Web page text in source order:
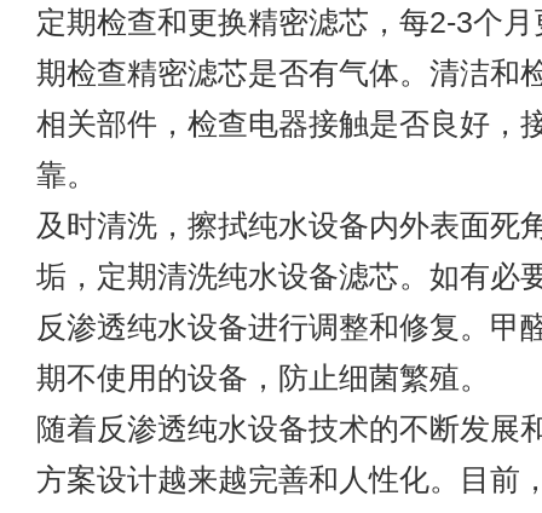
定期检查和更换精密滤芯，每2-3个
期检查精密滤芯是否有气体。清洁和
相关部件，检查电器接触是否良好，
靠。
及时清洗，擦拭纯水设备内外表面死
垢，定期清洗纯水设备滤芯。如有必
反渗透纯水设备进行调整和修复。甲
期不使用的设备，防止细菌繁殖。
随着反渗透纯水设备技术的不断发展
方案设计越来越完善和人性化。目前